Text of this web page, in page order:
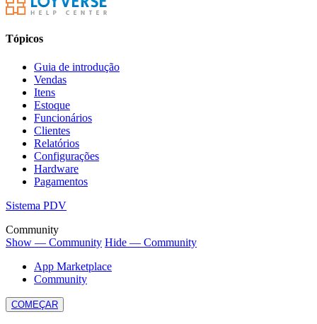
Tópicos
Guia de introdução
Vendas
Itens
Estoque
Funcionários
Clientes
Relatórios
Configurações
Hardware
Pagamentos
Sistema PDV
Community
Show — Community Hide — Community
App Marketplace
Community
COMEÇAR